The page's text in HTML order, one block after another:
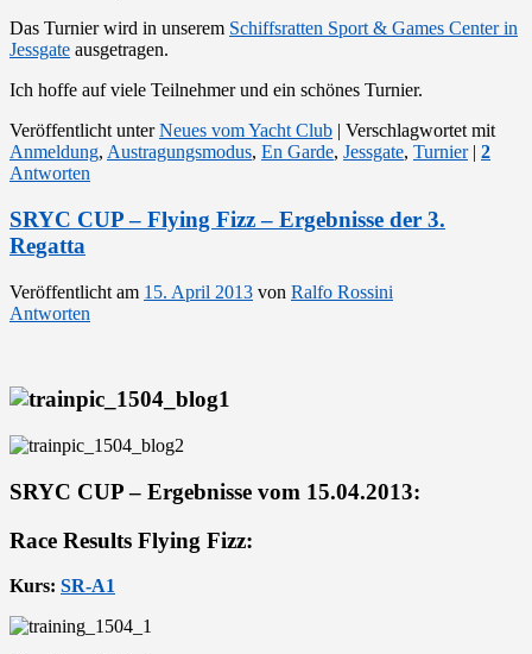
Das Turnier wird in unserem Schiffsratten Sport & Games Center in
Jessgate ausgetragen.
Ich hoffe auf viele Teilnehmer und ein schönes Turnier.
Veröffentlicht unter Neues vom Yacht Club | Verschlagwortet mit
Anmeldung, Austragungsmodus, En Garde, Jessgate, Turnier | 2
Antworten
SRYC CUP – Flying Fizz – Ergebnisse der 3.
Regatta
Veröffentlicht am 15. April 2013 von Ralfo Rossini
Antworten
SRYC CUP – Ergebnisse vom 15.04.2013:
Race Results Flying Fizz:
Kurs: SR-A1